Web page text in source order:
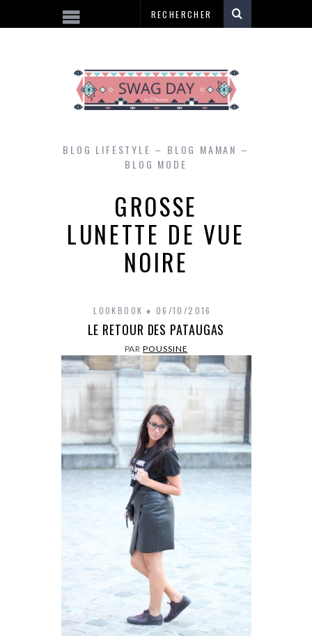
BLOG LIFESTYLE – BLOG MAMAN –
BLOG MODE
GROSSE
LUNETTE DE VUE
NOIRE
LOOKBOOK 06/10/2016
LE RETOUR DES PATAUGAS
PARPOUSSINE